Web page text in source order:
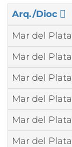
Arq./Dioc
Mar del Plata
Mar del Plata
Mar del Plata
Mar del Plata
Mar del Plata
Mar del Plata